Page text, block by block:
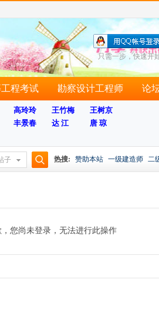
只需一步，快速开
程考试 勘察设计工程师 论
高玲玲 王竹梅
王树京
丰景春
达 江 唐 琼
子
索
热搜: 赞助本站 一级建造师 二
，您尚未登录，无法进行此操作